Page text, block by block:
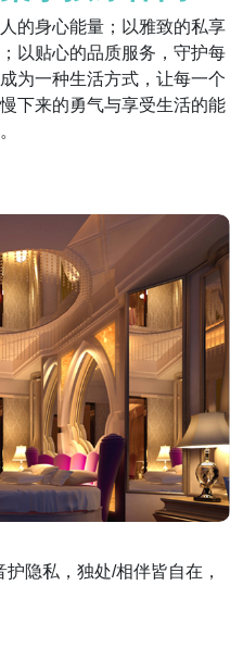
的身心能量；以雅致的私享
以贴心的品质服务，守护每
为一种生活方式，让每一个
下来的勇气与享受生活的能
隐私，独处/相伴皆自在，